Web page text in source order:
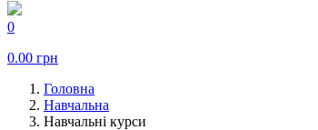
0
0.00 грн
Головна
Навчальна
Навчальні курси